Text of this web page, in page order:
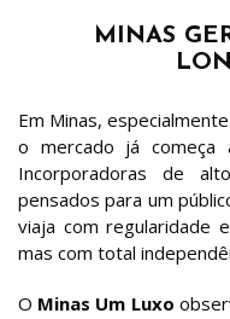
MINAS
Em Minas,
o mercado já
Incorporadoras de
pensados para um
viaja com regularidade
mas com total
O Minas Um Luxo